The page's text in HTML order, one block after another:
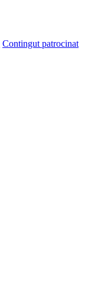
Contingut patrocinat